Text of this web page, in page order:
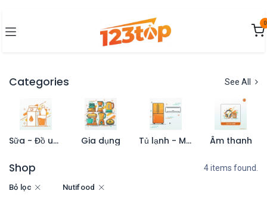
0
Categories See All
Sữa - Đồ uống Gia dụng Tủ lạnh - Máy lạnh Âm thanh
Shop 4 items found.
Bỏ lọc Nutifood